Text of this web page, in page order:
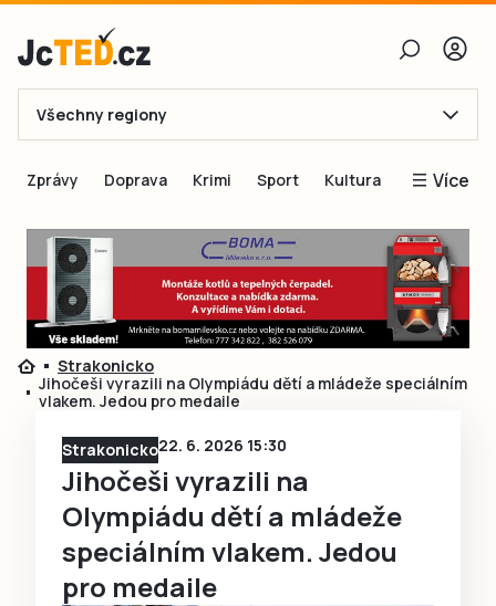
E-mail
Obnovit heslo
Přihlásit se
Přihlásit se přes Facebook
Ještě nemám účet, chci se
Všechny regiony
Zprávy Doprava Krimi Sport Kultura Více
Blogy
Inspirace
Čtenáři píší
Speciální přílohy
Strakonicko
Jihočeši vyrazili na Olympiádu dětí a mládeže speciálním
vlakem. Jedou pro medaile
Strakonicko22. 6. 2026 15:30
Jihočeši vyrazili na
Olympiádu dětí a mládeže
speciálním vlakem. Jedou
pro medaile